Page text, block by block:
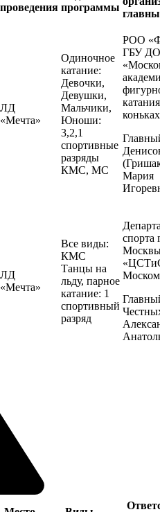
проведения программы
ЛД
«Мечта»
Одиночное
катание:
Девочки,
Девушки,
Мальчики,
Юноши:
3,2,1
спортивные
разряды
КМС, МС
РОО
ГБУ ДО
Мария
ЛД
«Мечта»
Все виды:
КМС
Танцы на
льду, парное
катание: 1
спортивный
разряд
спорта